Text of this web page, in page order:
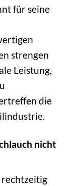
für seine
strengen
Leistung,
die
nicht
rechtzeitig